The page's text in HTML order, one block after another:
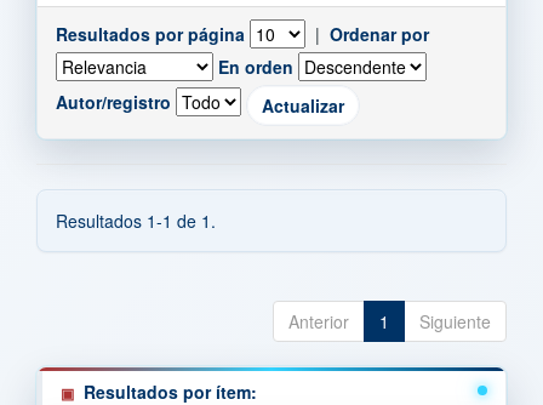
Resultados por página | Ordenar por
En orden
Autor/registro
Resultados 1-1 de 1.
Anterior 1 Siguiente
Resultados por ítem: